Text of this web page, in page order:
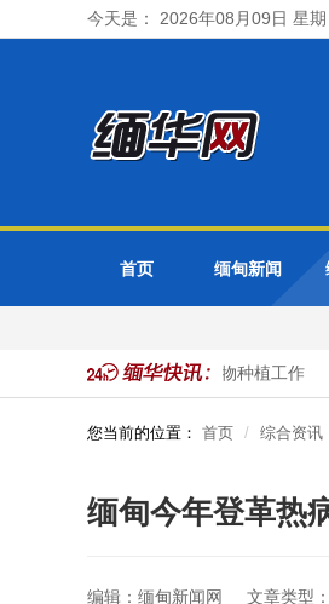
今天是： 2026年08月09日 星期
首页 缅甸新闻
季已完成2,600英亩厨房作物种植工作
您当前的位置： 首页 综合资讯
缅甸今年登革热
编辑：缅甸新闻网 文章类型